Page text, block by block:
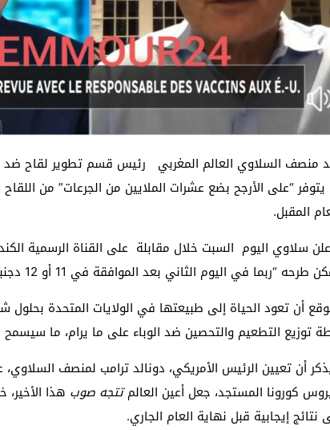
يتوفر “على الأرجح بضع عشرات الملايين من الجرعات” من اللقاح
المقبل.
سلاوي اليوم السبت خلال مقابلة على القناة الرسمية
طرحه “ربما في اليوم الثاني بعد الموافقة في 11 أو 12 دجنبر المقبل”.
أن تعود الحياة إلى طبيعتها في الولايات المتحدة
توزيع التطعيم والتحصين ضد الوباء على ما يرام، ما
أن تعيين الرئيس الأمريكي، دونالد ترامب لمنصف
كورونا المستجد، جعل أعين العالمتتجه صوب هذا
نتائج إيجابية قبل نهاية العام الجاري.